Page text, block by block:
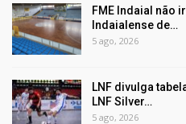
FME Indaial não
Indaialense de…
5 ago, 2026
LNF divulga
LNF Silver…
5 ago, 2026